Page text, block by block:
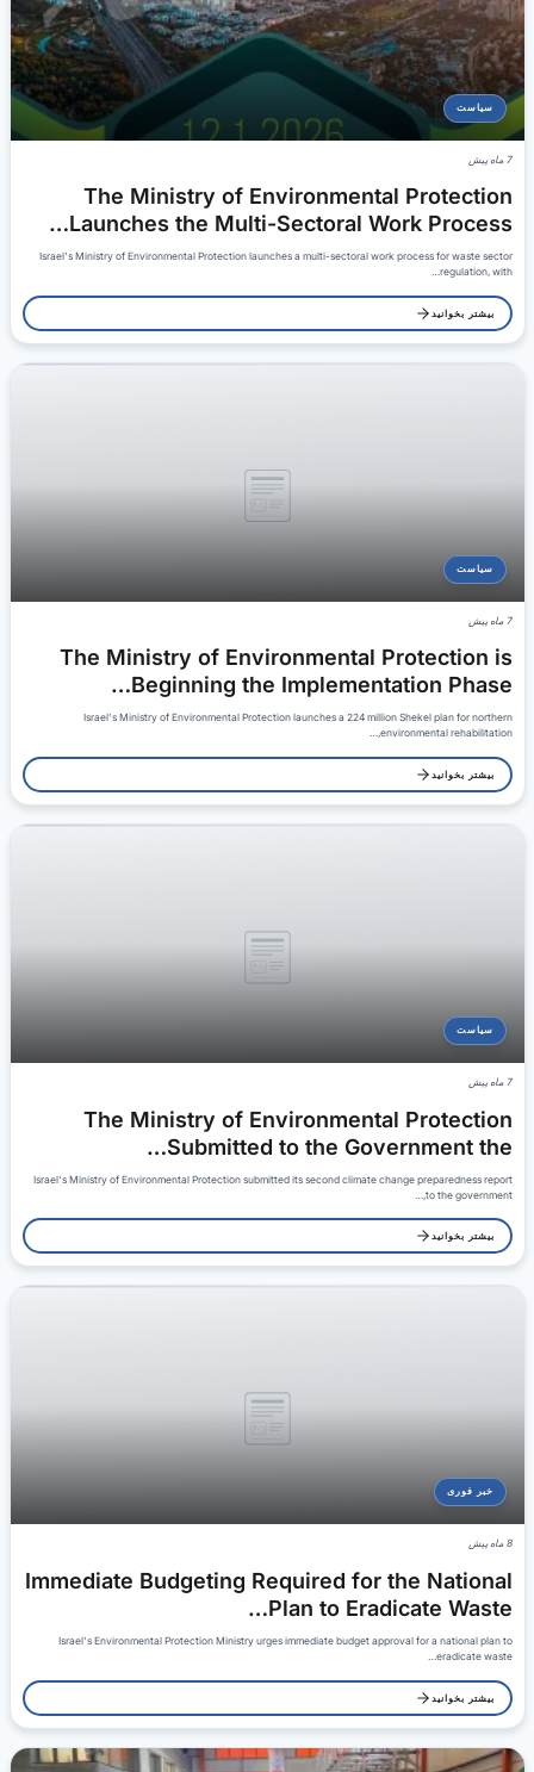
سیاست
7 ماه پیش
The Ministry of Environmental Protection
Launches the Multi-Sectoral Work Process…
Israel's Ministry of Environmental Protection launches a multi-sectoral work process for waste sector
regulation, with…
بیشتر بخوانید
سیاست
7 ماه پیش
The Ministry of Environmental Protection is
Beginning the Implementation Phase…
Israel's Ministry of Environmental Protection launches a 224 million Shekel plan for northern
environmental rehabilitation,…
بیشتر بخوانید
سیاست
7 ماه پیش
The Ministry of Environmental Protection
Submitted to the Government the…
Israel's Ministry of Environmental Protection submitted its second climate change preparedness report
to the government,…
بیشتر بخوانید
خبر فوری
8 ماه پیش
Immediate Budgeting Required for the National
Plan to Eradicate Waste…
Israel's Environmental Protection Ministry urges immediate budget approval for a national plan to
eradicate waste…
بیشتر بخوانید